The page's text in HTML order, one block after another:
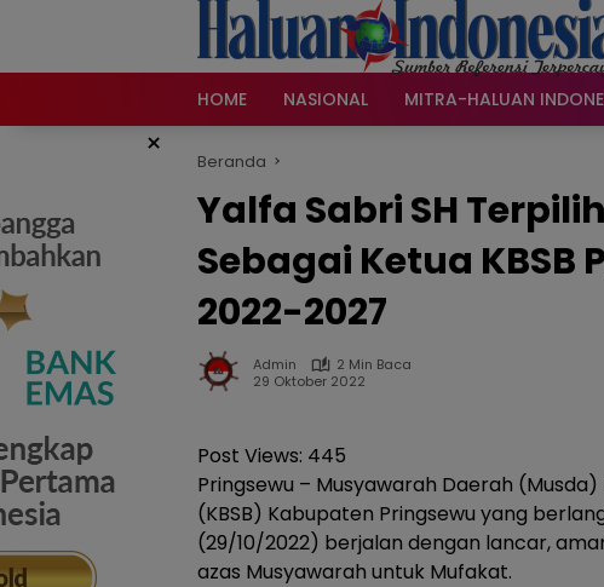
HOME NASIONAL MITRA-HALUAN
× Beranda
Yalfa Sabri SH
Sebagai Ketua KBSB
2022-2027
Admin
2 Min Baca
29 Oktober 2022
Post Views: 445
Pringsewu – Musyawarah Daerah
(KBSB) Kabupaten Pringsewu yang
(29/10/2022) berjalan dengan lancar,
azas Musyawarah untuk Mufakat.